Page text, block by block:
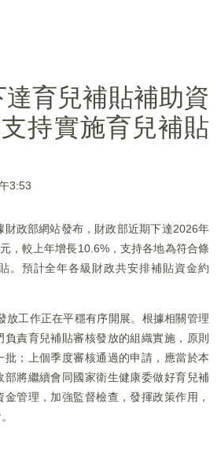
育兒補貼補助資
持實施育兒補貼
3:53
財政部網站發布，財政部近期下達2026年
，較上年增長10.6%，支持各地為符合條
。預計全年各級財政共安排補貼資金約
放工作正在平穩有序開展。根據相關管理
責育兒補貼審核發放的組織實施，原則
批；上個季度審核通過的申請，應當於本
部將繼續會同國家衛生健康委做好育兒補
管理，加強監督檢查，發揮政策作用，